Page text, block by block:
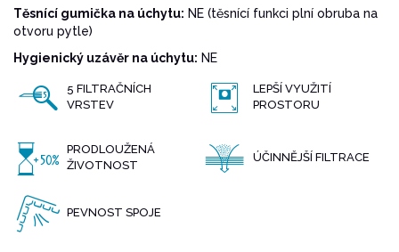
Těsnící gumička na úchytu: NE (těsnící funkci plní obruba na
otvoru pytle)
Hygienický uzávěr na úchytu: NE
5 FILTRAČNÍCH
VRSTEV
LEPŠÍ VYUŽITÍ
PROSTORU
PRODLOUŽENÁ
ŽIVOTNOST
ÚČINNĚJŠÍ FILTRACE
PEVNOST SPOJE